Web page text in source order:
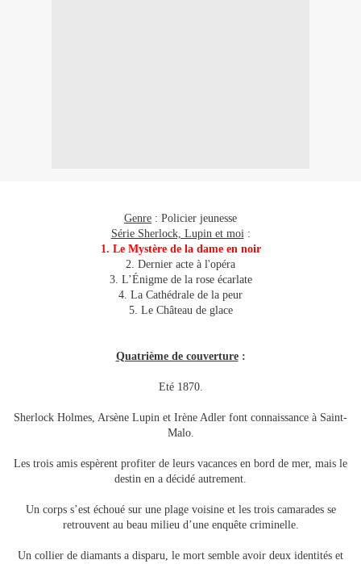
Genre : Policier jeunesse
Série Sherlock, Lupin et moi:
1. Le Mystère de la dame en noir
2. Dernier acte à l'opéra
3. L’Énigme de la rose écarlate
4. La Cathédrale de la peur
5. Le Château de glace
Quatrième de couverture:
Eté 1870.
Sherlock Holmes, Arsène Lupin et Irène Adler font connaissance à Saint-
Malo.
Les trois amis espèrent profiter de leurs vacances en bord de mer, mais le
destin en a décidé autrement.
Un corps s’est échoué sur une plage voisine et les trois camarades se
retrouvent au beau milieu d’une enquête criminelle.
Un collier de diamants a disparu, le mort semble avoir deux identités et